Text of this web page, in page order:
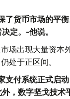
了货币市场的平
定。-他说。
场出现大量资本
处于正区间。
支付系统正式启
，数字坚戈技术